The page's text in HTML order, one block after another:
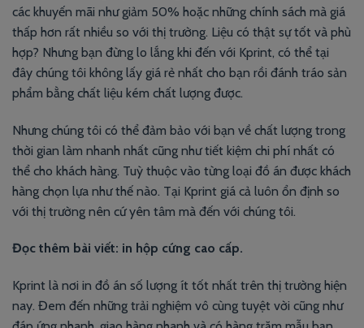
các khuyến mãi như giảm 50% hoặc những chính sách mà giá
thấp hơn rất nhiều so với thị trường. Liệu có thật sự tốt và phù
hợp? Nhưng bạn đừng lo lắng khi đến với Kprint, có thể tại
đây chúng tôi không lấy giá rẻ nhất cho bạn rồi đánh tráo sản
phẩm bằng chất liệu kém chất lượng được.
Nhưng chúng tôi có thể đảm bảo với bạn về chất lượng trong
thời gian làm nhanh nhất cũng như tiết kiệm chi phí nhất có
thể cho khách hàng. Tuỳ thuộc vào từng loại đồ án được khách
hàng chọn lựa như thế nào. Tại Kprint giá cả luôn ổn định so
với thị trường nên cứ yên tâm mà đến với chúng tôi.
Đọc thêm bài viết: in hộp cứng cao cấp.
Kprint là nơi in đồ án số lượng ít tốt nhất trên thị trường hiện
nay. Đem đến những trải nghiệm vô cùng tuyệt vời cũng như